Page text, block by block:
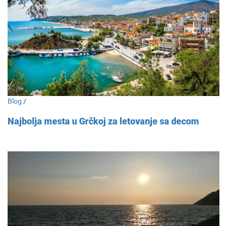
Blog /
Najbolja mesta u Grčkoj za letovanje sa decom